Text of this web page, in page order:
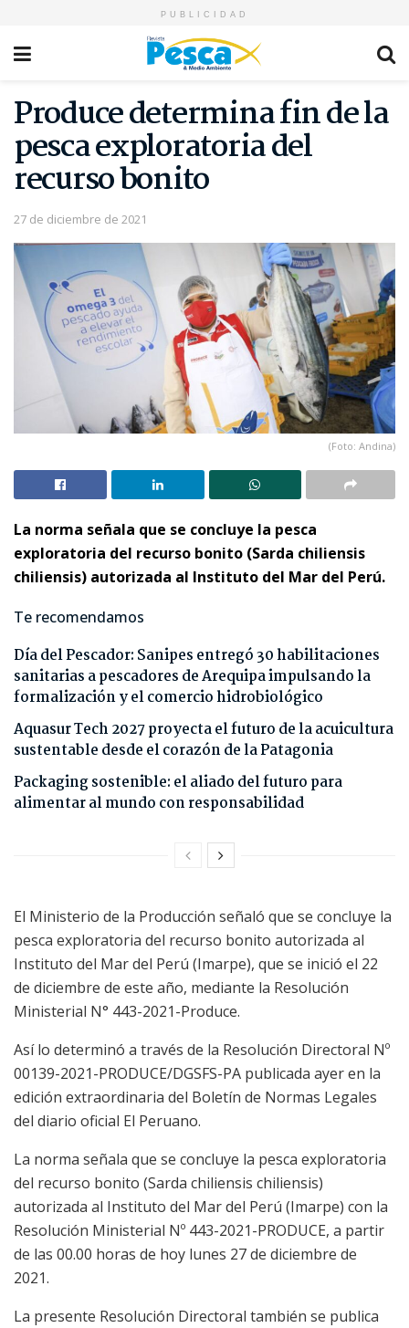
PUBLICIDAD
Produce determina fin de la
pesca exploratoria del
recurso bonito
27 de diciembre de 2021
(Foto: Andina)
La norma señala que se concluye la pesca
exploratoria del recurso bonito (Sarda chiliensis
chiliensis) autorizada al Instituto del Mar del Perú.
Te recomendamos
Día del Pescador: Sanipes entregó 30 habilitaciones
sanitarias a pescadores de Arequipa impulsando la
formalización y el comercio hidrobiológico
Aquasur Tech 2027 proyecta el futuro de la acuicultura
sustentable desde el corazón de la Patagonia
Packaging sostenible: el aliado del futuro para
alimentar al mundo con responsabilidad
El Ministerio de la Producción señaló que se concluye la
pesca exploratoria del recurso bonito autorizada al
Instituto del Mar del Perú (Imarpe), que se inició el 22
de diciembre de este año, mediante la Resolución
Ministerial N° 443-2021-Produce.
Así lo determinó a través de la Resolución Directoral Nº
00139-2021-PRODUCE/DGSFS-PA publicada ayer en la
edición extraordinaria del Boletín de Normas Legales
del diario oficial El Peruano.
La norma señala que se concluye la pesca exploratoria
del recurso bonito (Sarda chiliensis chiliensis)
autorizada al Instituto del Mar del Perú (Imarpe) con la
Resolución Ministerial Nº 443-2021-PRODUCE, a partir
de las 00.00 horas de hoy lunes 27 de diciembre de
2021.
La presente Resolución Directoral también se publica